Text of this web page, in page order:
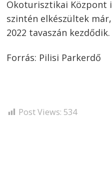
Ökoturisztikai Központ
szintén elkészültek
2022 tavaszán kezdődik.
Forrás: Pilisi Parkerdő
Post Views: 534